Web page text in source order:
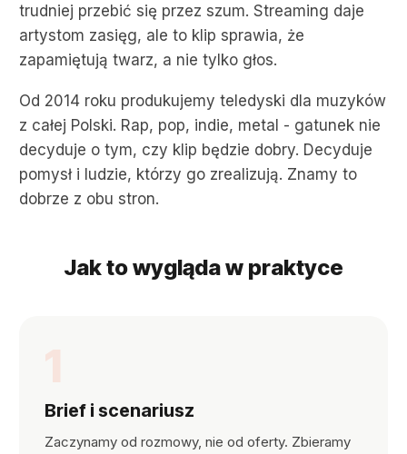
trudniej przebić się przez szum. Streaming daje
artystom zasięg, ale to klip sprawia, że
zapamiętują twarz, a nie tylko głos.
Od 2014 roku produkujemy teledyski dla muzyków
z całej Polski. Rap, pop, indie, metal - gatunek nie
decyduje o tym, czy klip będzie dobry. Decyduje
pomysł i ludzie, którzy go zrealizują. Znamy to
dobrze z obu stron.
Jak to wygląda w praktyce
1
Brief i scenariusz
Zaczynamy od rozmowy, nie od oferty. Zbieramy